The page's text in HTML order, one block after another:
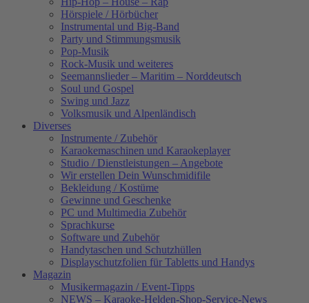
Hörspiele / Hörbücher
Instrumental und Big-Band
Party und Stimmungsmusik
Pop-Musik
Rock-Musik und weiteres
Seemannslieder – Maritim – Norddeutsch
Soul und Gospel
Swing und Jazz
Volksmusik und Alpenländisch
Diverses
Instrumente / Zubehör
Karaokemaschinen und Karaokeplayer
Studio / Dienstleistungen – Angebote
Wir erstellen Dein Wunschmidifile
Bekleidung / Kostüme
Gewinne und Geschenke
PC und Multimedia Zubehör
Sprachkurse
Software und Zubehör
Handytaschen und Schutzhüllen
Displayschutzfolien für Tabletts und Handys
Magazin
Musikermagazin / Event-Tipps
NEWS – Karaoke-Helden-Shop-Service-News